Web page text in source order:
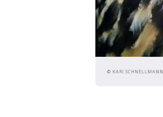
© KARI SCHNELLMANN